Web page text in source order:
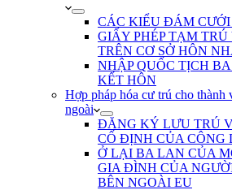
CÁC KIỂU ĐÁM
GIẤY PHÉP TẠM
TRÊN CƠ SỞ HÔN
NHẬP QUỐC TỊCH
KẾT HÔN
Hợp pháp hóa cư trú cho
ngoài
ĐĂNG KÝ LƯU TRÚ
CỐ ĐỊNH CỦA CÔNG
Ở LẠI BA LAN CỦA
GIA ĐÌNH CỦA
BÊN NGOÀI EU